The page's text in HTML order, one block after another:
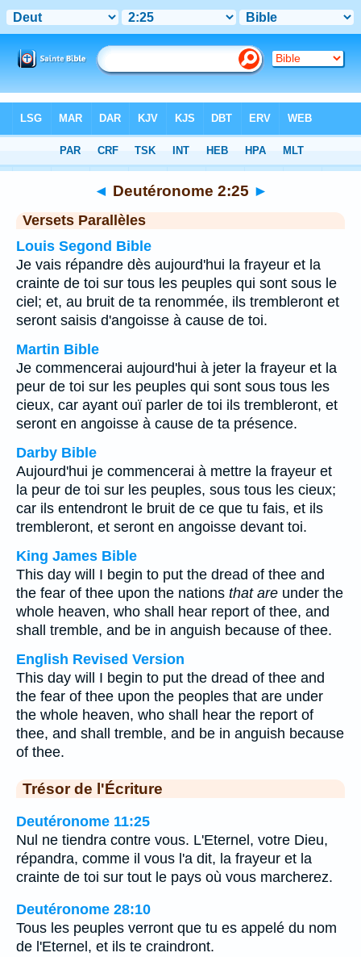
>Chapitre 2 > Verset 25
◄ Deutéronome 2:25 ►
Versets Parallèles
Louis Segond Bible
Je vais répandre dès aujourd'hui la frayeur et la
crainte de toi sur tous les peuples qui sont sous le
ciel; et, au bruit de ta renommée, ils trembleront et
seront saisis d'angoisse à cause de toi.
Martin Bible
Je commencerai aujourd'hui à jeter la frayeur et la
peur de toi sur les peuples qui sont sous tous les
cieux, car ayant ouï parler de toi ils trembleront, et
seront en angoisse à cause de ta présence.
Darby Bible
Aujourd'hui je commencerai à mettre la frayeur et
la peur de toi sur les peuples, sous tous les cieux;
car ils entendront le bruit de ce que tu fais, et ils
trembleront, et seront en angoisse devant toi.
King James Bible
This day will I begin to put the dread of thee and
the fear of thee upon the nations that are under the
whole heaven, who shall hear report of thee, and
shall tremble, and be in anguish because of thee.
English Revised Version
This day will I begin to put the dread of thee and
the fear of thee upon the peoples that are under
the whole heaven, who shall hear the report of
thee, and shall tremble, and be in anguish because
of thee.
Trésor de l'Écriture
Deutéronome 11:25
Nul ne tiendra contre vous. L'Eternel, votre Dieu,
répandra, comme il vous l'a dit, la frayeur et la
crainte de toi sur tout le pays où vous marcherez.
Deutéronome 28:10
Tous les peuples verront que tu es appelé du nom
de l'Eternel, et ils te craindront.